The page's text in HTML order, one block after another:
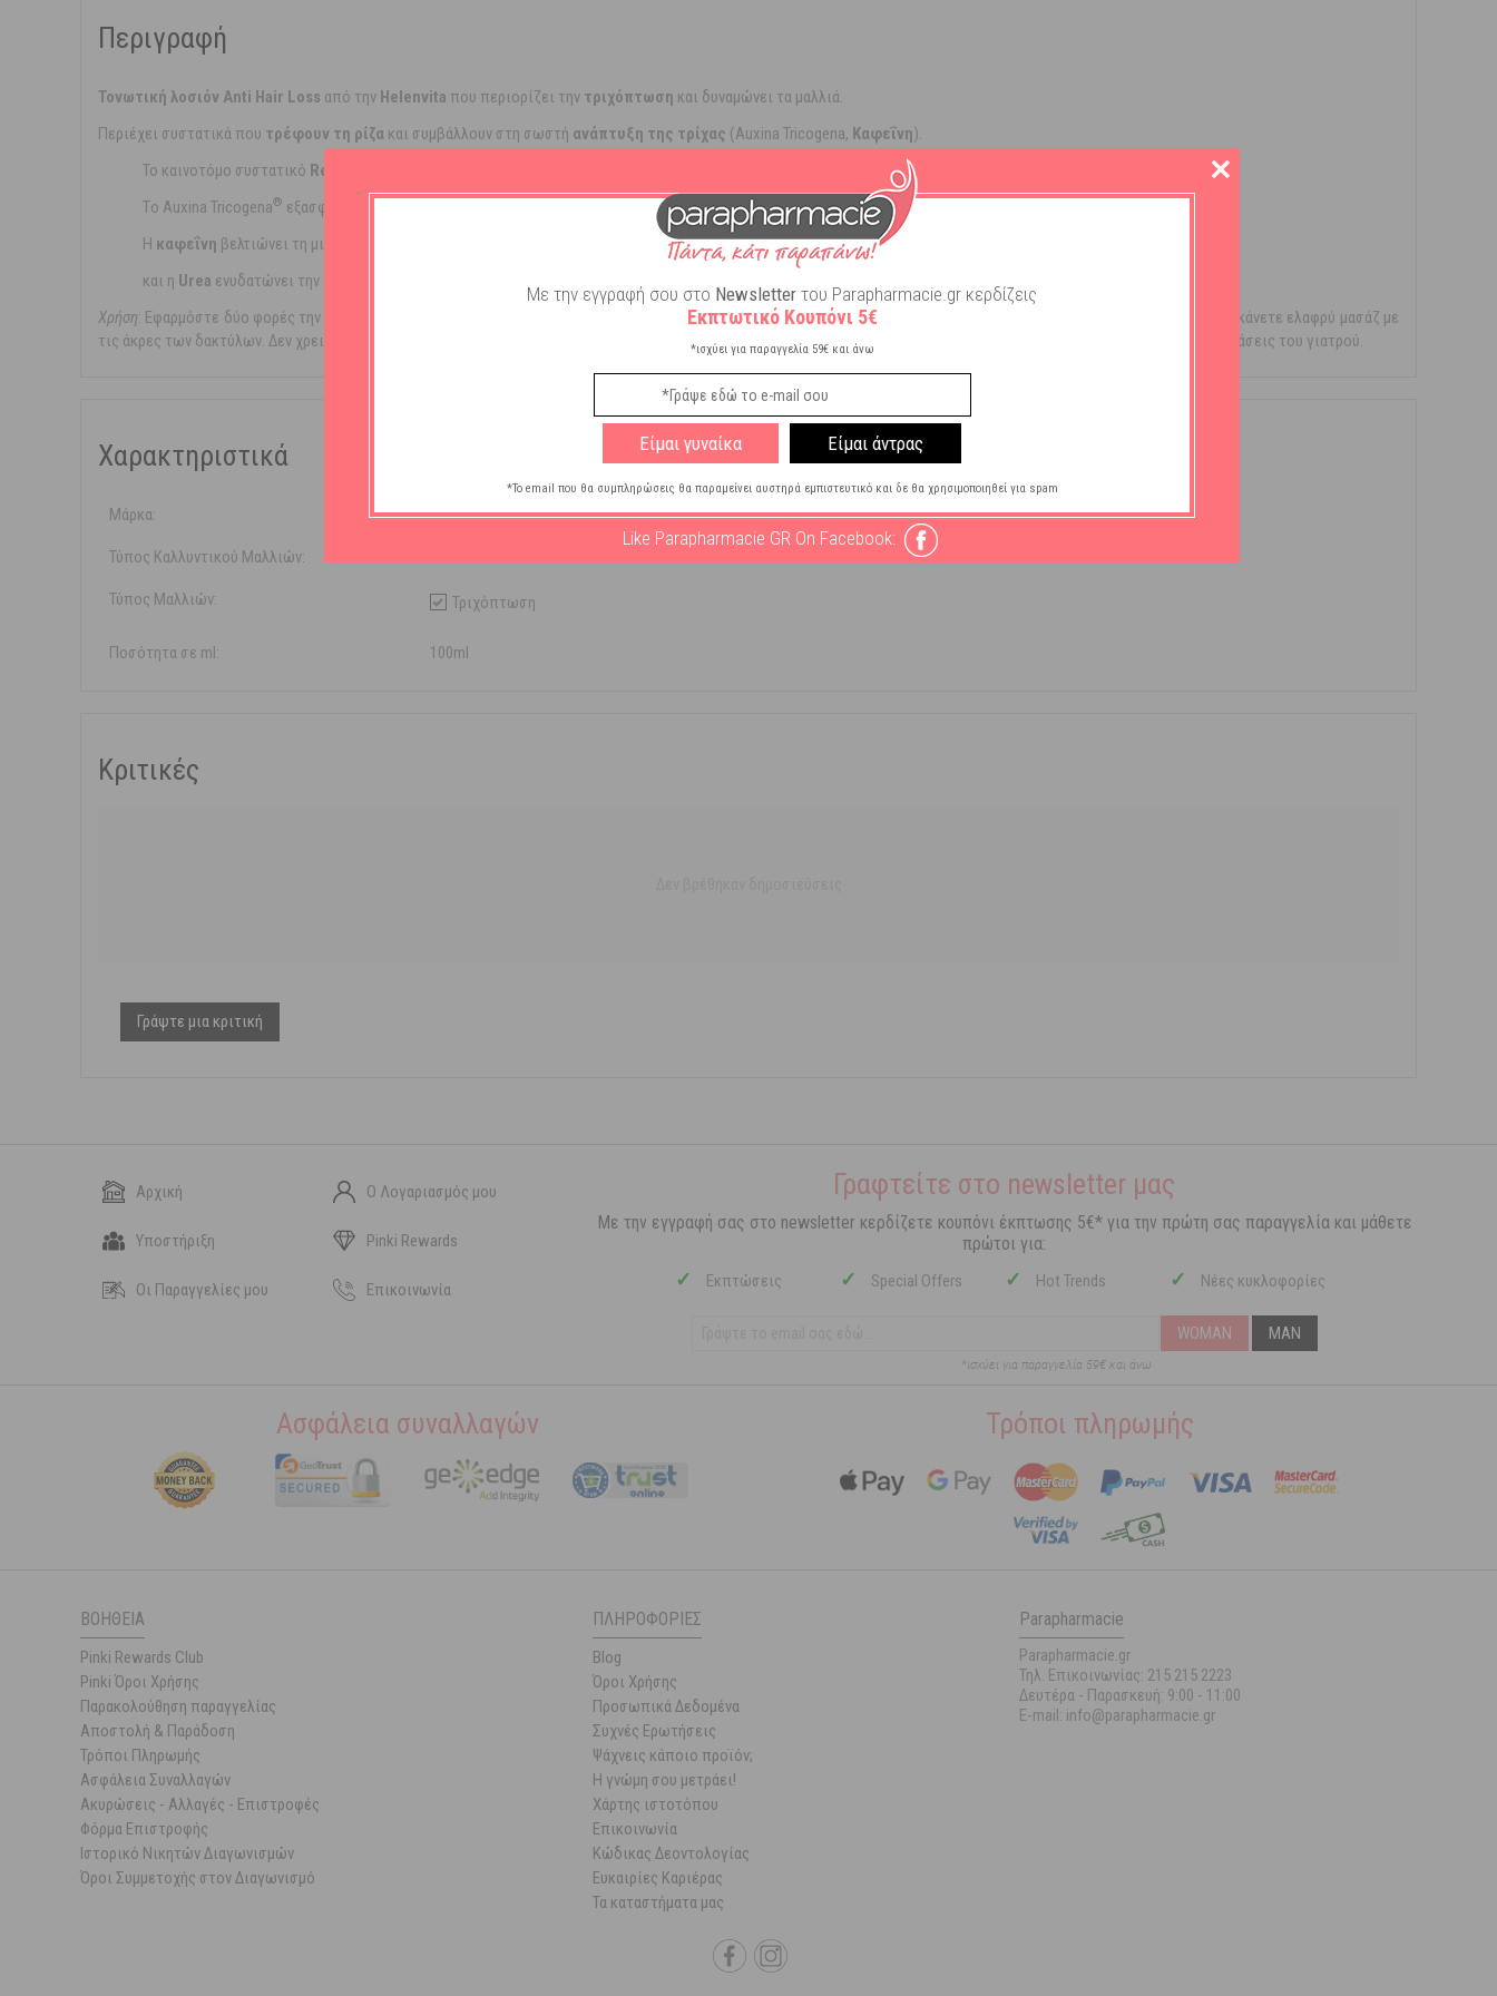
Περιγραφή
Τονωτική λοσιόν Anti Hair Loss από την Helenvita που περιορίζει την τριχόπτωση και δυναμώνει τα µαλλιά.
Περιέχει συστατικά που τρέφουν τη ρίζα και συμβάλλουν στη σωστή ανάπτυξη της τρίχας (Auxina Tricogena, Καφεΐνη).
Το καινοτόμο συστατικό Redensyl
Tο Auxina Tricogena® εξασφαλίζει τη φυσιολογική θρέψη της τρίχας.
Η καφεΐνη βελτιώνει τη μικροκυκλοφορία και παρατείνει τον κύκλο ζωής της τρίχας
και η Urea ενυδατώνει την τρίχα.
Χρήση: Εφαρµόστε δύο φορές την ηµέρα κατάλληλη ποσότητα στο τριχωτό της κεφαλής, µε τον ειδικό ψεκαστήρα, µέχρι πλήρους διαβροχής των τριχών ενώ παράλληλα κάνετε ελαφρύ µασάζ µε
τις άκρες των δακτύλων. Δεν χρειάζεται ξέβγαλµα. Κατάλληλο για χρήση σε συνδυασμό με προϊόντα για τηναντιμετώπιση της απώλειας μαλλιών , σύμφωνα με τις συστάσεις του γιατρού.
Χαρακτηριστικά
Μάρκα: Helenvita
Τύπος Καλλυντικού Μαλλιών:
Τύπος Μαλλιών: Τριχόπτωση
Ποσότητα σε ml: 100ml
Κριτικές
Γράψτε μια κριτική
Αρχική Ο Λογαριασμός μου
Υποστήριξη Pinki Rewards
Οι Παραγγελίες μου Επικοινωνία
Γραφτείτε στο newsletter μας
Με την εγγραφή σας στο newsletter κερδίζετε κουπόνι έκπτωσης 5€* για την πρώτη σας παραγγελία και μάθετε
πρώτοι για:
✓ Εκπτώσεις ✓ Special Offers ✓ Hot Trends ✓ Νέες κυκλοφορίες
WOMAN MAN
*ισχύει για παραγγελία 59€ και άνω
Ασφάλεια συναλλαγών Τρόποι πληρωμής
ΒΟΉΘΕΙΑ
Pinki Rewards Club
Pinki Όροι Χρήσης
Παρακολούθηση παραγγελίας
Αποστολή & Παράδοση
Τρόποι Πληρωμής
Ασφάλεια Συναλλαγών
Ακυρώσεις - Αλλαγές - Επιστροφές
Φόρμα Επιστροφής
Ιστορικό Νικητών Διαγωνισμών
Όροι Συμμετοχής στον Διαγωνισμό
ΠΛΗΡΟΦΟΡΊΕΣ
Blog
Όροι Χρήσης
Προσωπικά Δεδομένα
Συχνές Ερωτήσεις
Ψάχνεις κάποιο προϊόν;
Η γνώμη σου μετράει!
Χάρτης ιστοτόπου
Επικοινωνία
Κώδικας Δεοντολογίας
Ευκαιρίες Καριέρας
Τα καταστήματα μας
Parapharmacie
Parapharmacie.gr
Τηλ. Επικοινωνίας: 215 215 2223
Δευτέρα - Παρασκευή: 9:00 - 11:00
E-mail: info@parapharmacie.gr
Με την εγγραφή σου στο Newsletter του Parapharmacie.gr κερδίζεις
Εκπτωτικό Κουπόνι 5€
*ισχύει για παραγγελία 59€ και άνω
Είμαι γυναίκα Είμαι άντρας
*Το email που θα συμπληρώσεις θα παραμείνει αυστηρά εμπιστευτικό και δε θα χρησιμοποιηθεί για spam
Like Parapharmacie GR On Facebook: